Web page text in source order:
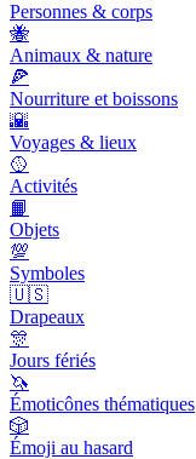
Personnes & corps
🐝
Animaux & nature
🍕
Nourriture et boissons
🌇
Voyages & lieux
🥎
Activités
📙
Objets
💯
Symboles
🇺🇸
Drapeaux
🎊
Jours fériés
🦄
Émoticônes thématiques
🎲
Émoji au hasard